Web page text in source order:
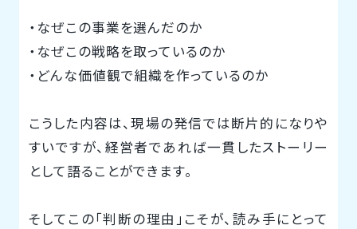
・なぜこの事業を選んだのか
・なぜこの戦略を取っているのか
・どんな価値観で組織を作っているのか
こうした内容は、現場の発信では断片的になりや
すいですが、経営者であれば一貫したストーリー
として語ることができます。
そしてこの「判断の理由」こそが、読み手にとって